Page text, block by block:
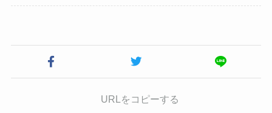
URLをコピーする